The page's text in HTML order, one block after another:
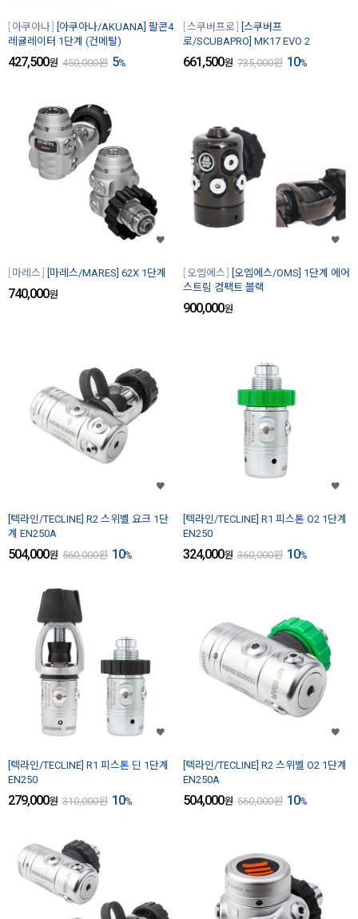
아쿠아나
[아쿠아나/AKUANA] 팔콘4
레귤레이터 1단계 (건메탈)
427,500원 450,000원 5%
스쿠버프로
[스쿠버프
로/SCUBAPRO] MK17 EVO 2
661,500원 735,000원 10%
마레스 [마레스/MARES] 62X 1단계
740,000원
오엠에스
[오엠에스/OMS] 1단계 에어
스트림 컴팩트 블랙
900,000원
[텍라인/TECLINE] R2 스위벨 요크 1단
계 EN250A
504,000원 560,000원 10%
[텍라인/TECLINE] R1 피스톤 O2 1단계
EN250
324,000원 360,000원 10%
[텍라인/TECLINE] R1 피스톤 딘 1단계
EN250
279,000원 310,000원 10%
[텍라인/TECLINE] R2 스위벨 O2 1단계
EN250A
504,000원 560,000원 10%